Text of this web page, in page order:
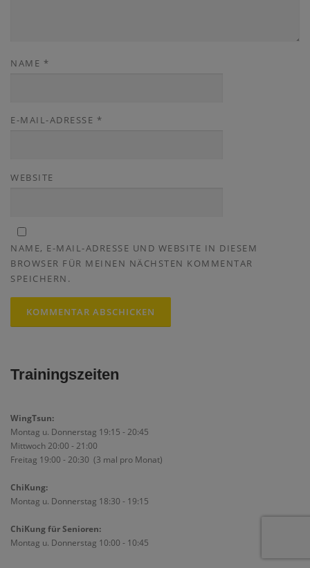
NAME *
E-MAIL-ADRESSE *
WEBSITE
NAME, E-MAIL-ADRESSE UND WEBSITE IN DIESEM
BROWSER FÜR MEINEN NÄCHSTEN KOMMENTAR
SPEICHERN.
Trainingszeiten
WingTsun:
Montag u. Donnerstag 19:15 - 20:45
Mittwoch 20:00 - 21:00
Freitag 19:00 - 20:30 (3 mal pro Monat)
ChiKung:
Montag u. Donnerstag 18:30 - 19:15
ChiKung für Senioren:
Montag u. Donnerstag 10:00 - 10:45